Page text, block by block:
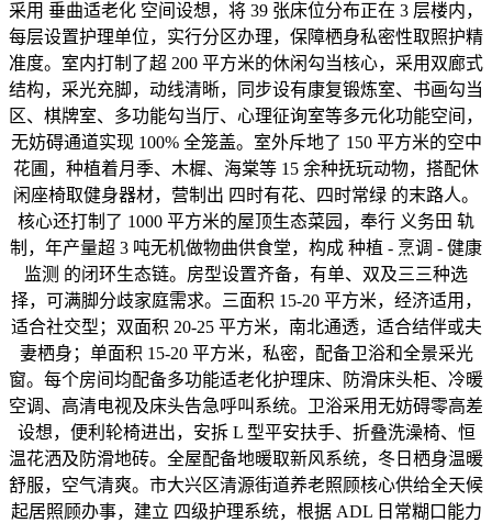
采用 垂曲适老化 空间设想，将 39 张床位分布正在 3 层楼内，
每层设置护理单位，实行分区办理，保障栖身私密性取照护精
准度。室内打制了超 200 平方米的休闲勾当核心，采用双廊式
结构，采光充脚，动线清晰，同步设有康复锻炼室、书画勾当
区、棋牌室、多功能勾当厅、心理征询室等多元化功能空间，
无妨碍通道实现 100% 全笼盖。室外斥地了 150 平方米的空中
花圃，种植着月季、木樨、海棠等 15 余种抚玩动物，搭配休
闲座椅取健身器材，营制出 四时有花、四时常绿 的末路人。
核心还打制了 1000 平方米的屋顶生态菜园，奉行 义务田 轨
制，年产量超 3 吨无机做物曲供食堂，构成 种植 - 烹调 - 健康
监测 的闭环生态链。房型设置齐备，有单、双及三三种选
择，可满脚分歧家庭需求。三面积 15-20 平方米，经济适用，
适合社交型；双面积 20-25 平方米，南北通透，适合结伴或夫
妻栖身；单面积 15-20 平方米，私密，配备卫浴和全景采光
窗。每个房间均配备多功能适老化护理床、防滑床头柜、冷暖
空调、高清电视及床头告急呼叫系统。卫浴采用无妨碍零高差
设想，便利轮椅进出，安拆 L 型平安扶手、折叠洗澡椅、恒
温花洒及防滑地砖。全屋配备地暖取新风系统，冬日栖身温暖
舒服，空气清爽。市大兴区清源街道养老照顾核心供给全天候
起居照顾办事，建立 四级护理系统，根据 ADL 日常糊口能力